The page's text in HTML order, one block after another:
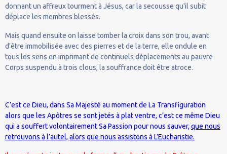
donnant un affreux tourment à Jésus, car la secousse qu'il subit
déplace les membres blessés.
Mais quand ensuite on laisse tomber la croix dans son trou, avant
d'être immobilisée avec des pierres et de la terre, elle ondule en
tous les sens en imprimant de continuels déplacements au pauvre
Corps suspendu à trois clous, la souffrance doit être atroce.
C’est ce Dieu, dans Sa Majesté au moment de La Transfiguration
alors que les Apôtres se sont jetés à plat ventre, c’est ce même Dieu
qui a souffert volontairement Sa Passion pour nous sauver, que nous
retrouvons à l’autel, alors que nous assistons à L’Eucharistie.